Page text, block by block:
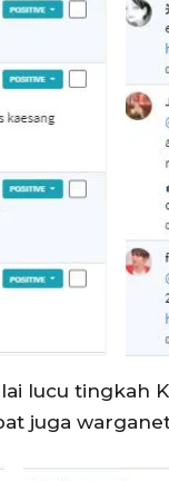
lucu tingkah
juga